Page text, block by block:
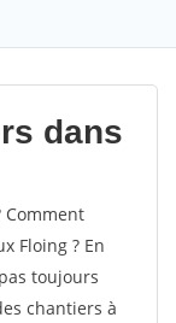
dans
Comment
Floing ? En
toujours
chantiers à